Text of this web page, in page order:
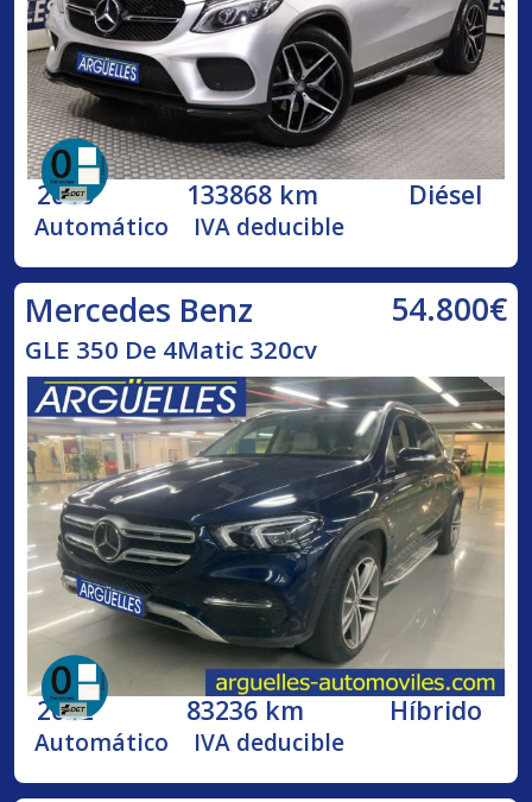
2016 133868 km Diésel
Automático IVA deducible
Mercedes Benz 54.800€
GLE 350 De 4Matic 320cv
2022 83236 km Híbrido
Automático IVA deducible